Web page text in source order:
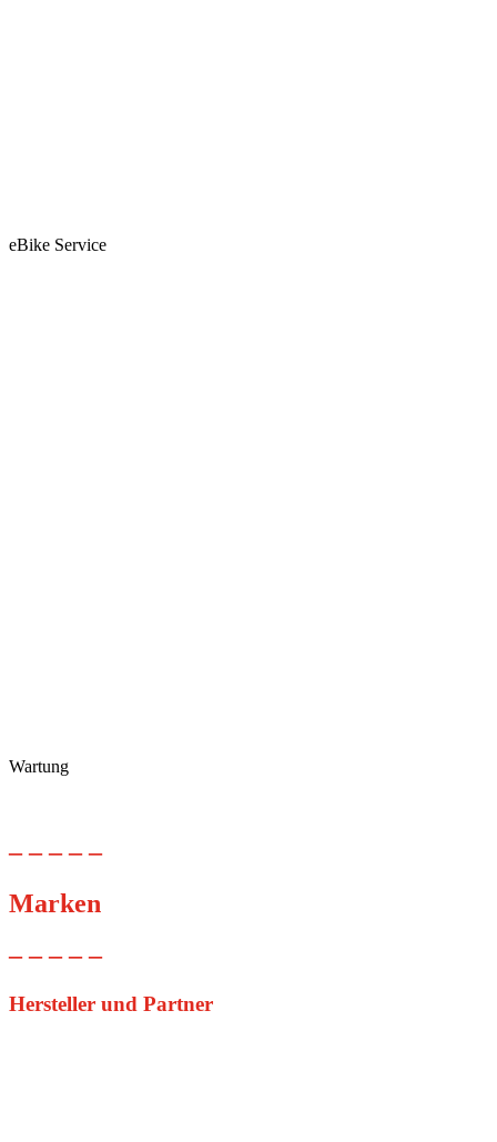
eBike Service
Wartung
– – – – –
Marken
– – – – –
Hersteller und Partner